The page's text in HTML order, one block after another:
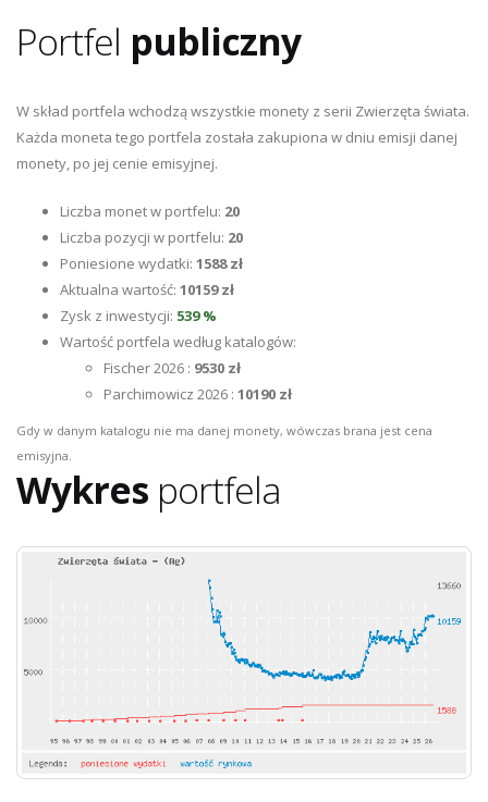
Portfel publiczny
W skład portfela wchodzą wszystkie monety z serii Zwierzęta świata.
Każda moneta tego portfela została zakupiona w dniu emisji danej
monety, po jej cenie emisyjnej.
Liczba monet w portfelu: 20
Liczba pozycji w portfelu: 20
Poniesione wydatki: 1588 zł
Aktualna wartość: 10159 zł
Zysk z inwestycji: 539 %
Wartość portfela według katalogów:
Fischer 2026 : 9530 zł
Parchimowicz 2026 : 10190 zł
Gdy w danym katalogu nie ma danej monety, wówczas brana jest cena
emisyjna.
Wykres portfela